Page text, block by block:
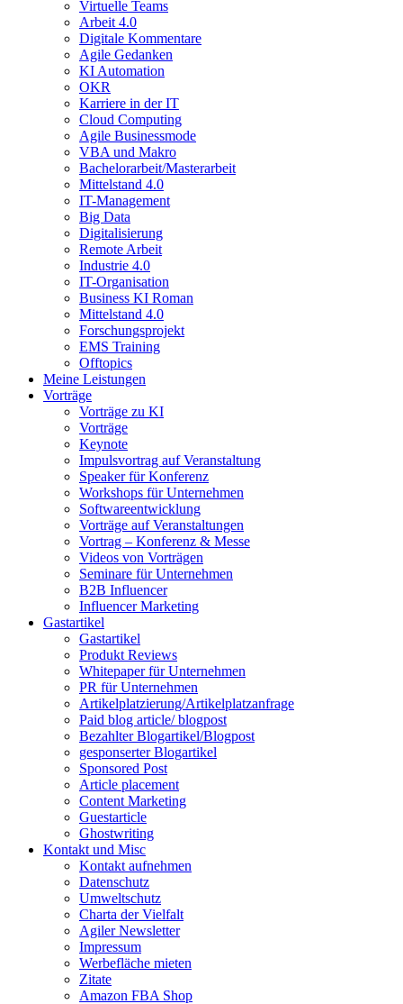
Virtuelle Teams
Arbeit 4.0
Digitale Kommentare
Agile Gedanken
KI Automation
OKR
Karriere in der IT
Cloud Computing
Agile Businessmode
VBA und Makro
Bachelorarbeit/Masterarbeit
Mittelstand 4.0
IT-Management
Big Data
Digitalisierung
Remote Arbeit
Industrie 4.0
IT-Organisation
Business KI Roman
Mittelstand 4.0
Forschungsprojekt
EMS Training
Offtopics
Meine Leistungen
Vorträge
Vorträge zu KI
Vorträge
Keynote
Impulsvortrag auf Veranstaltung
Speaker für Konferenz
Workshops für Unternehmen
Softwareentwicklung
Vorträge auf Veranstaltungen
Vortrag – Konferenz & Messe
Videos von Vorträgen
Seminare für Unternehmen
B2B Influencer
Influencer Marketing
Gastartikel
Gastartikel
Produkt Reviews
Whitepaper für Unternehmen
PR für Unternehmen
Artikelplatzierung/Artikelplatzanfrage
Paid blog article/ blogpost
Bezahlter Blogartikel/Blogpost
gesponserter Blogartikel
Sponsored Post
Article placement
Content Marketing
Guestarticle
Ghostwriting
Kontakt und Misc
Kontakt aufnehmen
Datenschutz
Umweltschutz
Charta der Vielfalt
Agiler Newsletter
Impressum
Werbefläche mieten
Zitate
Amazon FBA Shop